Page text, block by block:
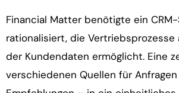
Financial Matter benötigte ein
rationalisiert, die
der Kundendaten ermöglicht. Eine
verschiedenen Quellen für